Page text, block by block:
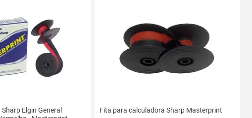
Elgin General
Fita para calculadora Sharp Masterprint